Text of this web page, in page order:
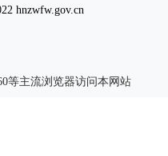
hnzwfw.gov.cn
等主流浏览器访问本网站